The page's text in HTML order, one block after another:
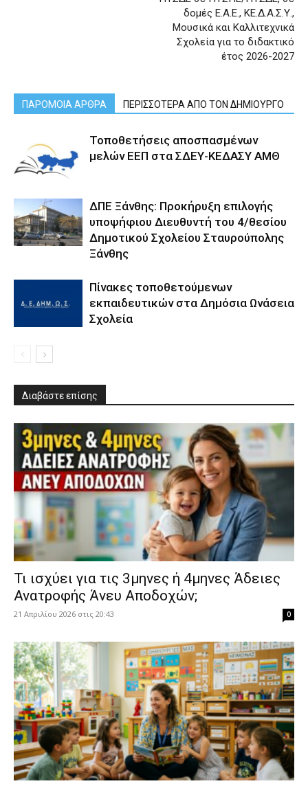
δομές Ε.Α.Ε., ΚΕ.Δ.Α.Σ.Υ.,
Μουσικά και Καλλιτεχνικά
Σχολεία για το διδακτικό
έτος 2026-2027
ΠΑΡΟΜΟΙΑ ΑΡΘΡΑ ΠΕΡΙΣΣΟΤΕΡΑ ΑΠΟ ΤΟΝ ΔΗΜΙΟΥΡΓΟ
Τοποθετήσεις αποσπασμένων
μελών ΕΕΠ στα ΣΔΕΥ-ΚΕΔΑΣΥ ΑΜΘ
ΔΠΕ Ξάνθης: Προκήρυξη επιλογής
υποψήφιου Διευθυντή του 4/θεσίου
Δημοτικού Σχολείου Σταυρούπολης
Ξάνθης
Πίνακες τοποθετούμενων
εκπαιδευτικών στα Δημόσια Ωνάσεια
Σχολεία
Διαβάστε επίσης
​Τι ισχύει για τις 3μηνες ή 4μηνες Άδειες
Ανατροφής Άνευ Αποδοχών;
21 Απριλίου 2026 στις 20:43 0